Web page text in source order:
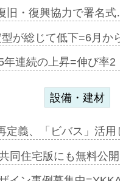
旧・復興協力で署名
が総じて低下=6月か
年連続の上昇=伸び率
設備・建材
定義、「ビバス」活
同住宅版にも無料公